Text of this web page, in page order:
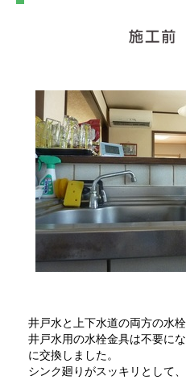
井戸水と上下水道の両方の水
井戸水用の水栓金具は不要に
に交換しました。
シンク廻りがスッキリとして